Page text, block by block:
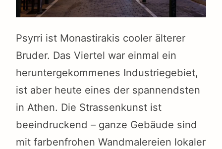
Psyrri ist Monastirakis cooler älterer
Bruder. Das Viertel war einmal ein
heruntergekommenes Industriegebiet,
ist aber heute eines der spannendsten
in Athen. Die Strassenkunst ist
beeindruckend – ganze Gebäude sind
mit farbenfrohen Wandmalereien lokaler